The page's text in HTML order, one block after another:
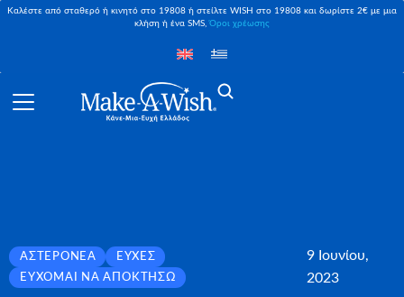
Καλέστε από σταθερό ή κινητό στο 19808 ή στείλτε WISH στο 19808 και δωρίστε 2€ με μια
κλήση ή ένα SMS,Όροι χρέωσης
ΑΣΤΕΡΟΝΈΑ
ΕΥΧΈΣ
ΕΎΧΟΜΑΙ ΝΑ ΑΠΟΚΤΉΣΩ
9 Ιουνίου,
2023